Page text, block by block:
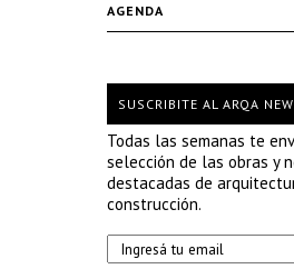
AGENDA
SUSCRIBITE AL ARQA
Todas las semanas te
selección de las obras y
destacadas de
construcción.